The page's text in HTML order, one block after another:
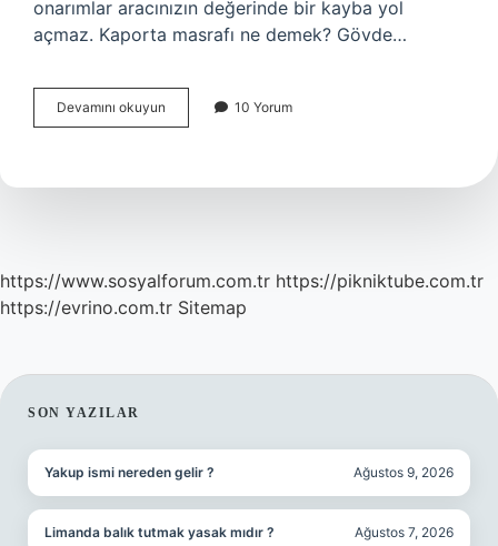
onarımlar aracınızın değerinde bir kayba yol
açmaz. Kaporta masrafı ne demek? Gövde…
Devamını okuyun
Çektirme
10 Yorum
https://www.sosyalforum.com.tr https://pikniktube.com.tr
https://evrino.com.tr Sitemap
SIDEBAR
SON YAZILAR
Yakup ismi nereden gelir ? Ağustos 9, 2026
Limanda balık tutmak yasak mıdır ? Ağustos 7, 2026